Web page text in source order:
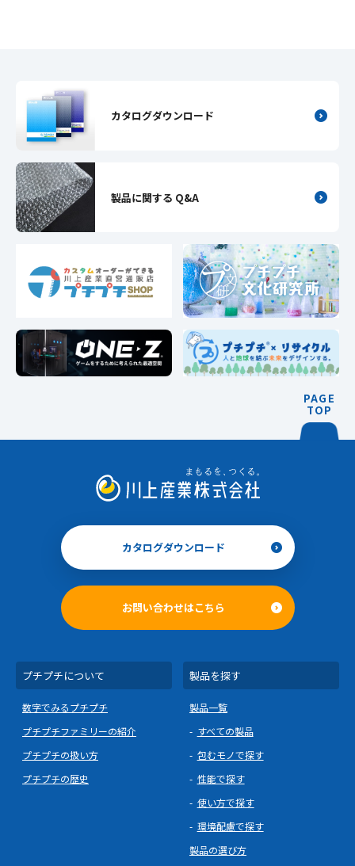
カタログダウンロード
製品に関する Q&A
PAGE
TOP
カタログダウンロード
お問い合わせはこちら
プチプチについて
数字でみるプチプチ
プチプチファミリーの紹介
プチプチの扱い方
プチプチの歴史
製品を探す
製品一覧
すべての製品
包むモノで探す
性能で探す
使い方で探す
環境配慮で探す
製品の選び方